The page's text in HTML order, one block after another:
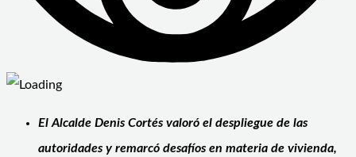
El Alcalde Denis Cortés valoró el despliegue de las
autoridades y remarcó desafíos en materia de vivienda,